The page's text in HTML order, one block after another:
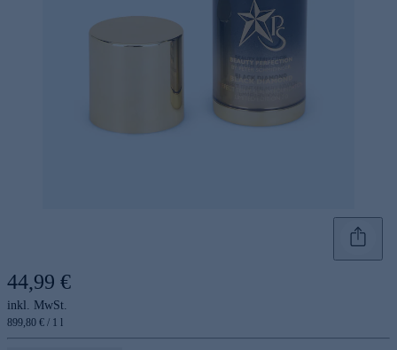
44,99 €
inkl. MwSt.
899,80 € / 1 l